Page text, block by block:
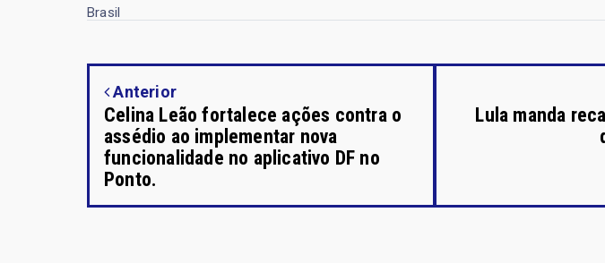
Brasil
Anterior
Celina Leão fortalece ações contra o
assédio ao implementar nova
funcionalidade no aplicativo DF no
Ponto.
Lula manda